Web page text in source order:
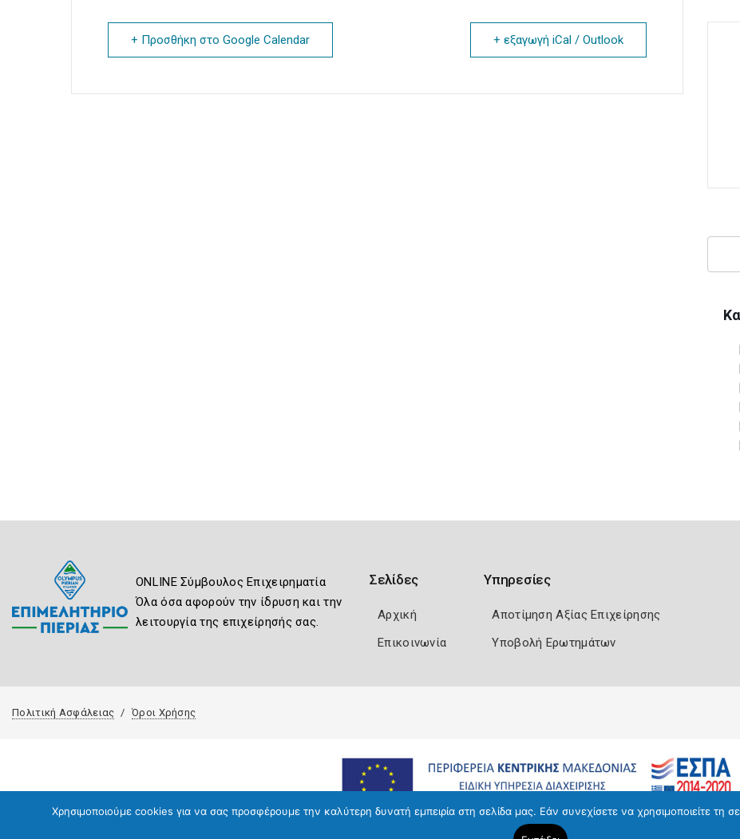
+ Προσθήκη στο Google Calendar + εξαγωγή iCal / Outlook
ONLINE Σύμβουλος Επιχειρηματία
Όλα όσα αφορούν την ίδρυση και την
λειτουργία της επιχείρησής σας.
Σελίδες
Αρχική
Επικοινωνία
Υπηρεσίες
Αποτίμηση Αξίας Επιχείρησης
Υποβολή Ερωτημάτων
Πολιτική Ασφάλειας Όροι Χρήσης
Χρησιμοποιούμε cookies για να σας προσφέρουμε την καλύτερη δυνατή εμπειρία στη σελίδα μας. Εάν συνεχίσετε να χρησιμοποιείτε τη